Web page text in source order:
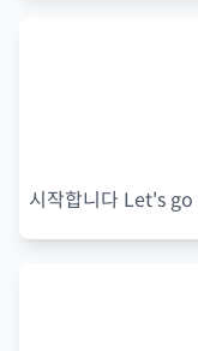
시작합니다 Let's